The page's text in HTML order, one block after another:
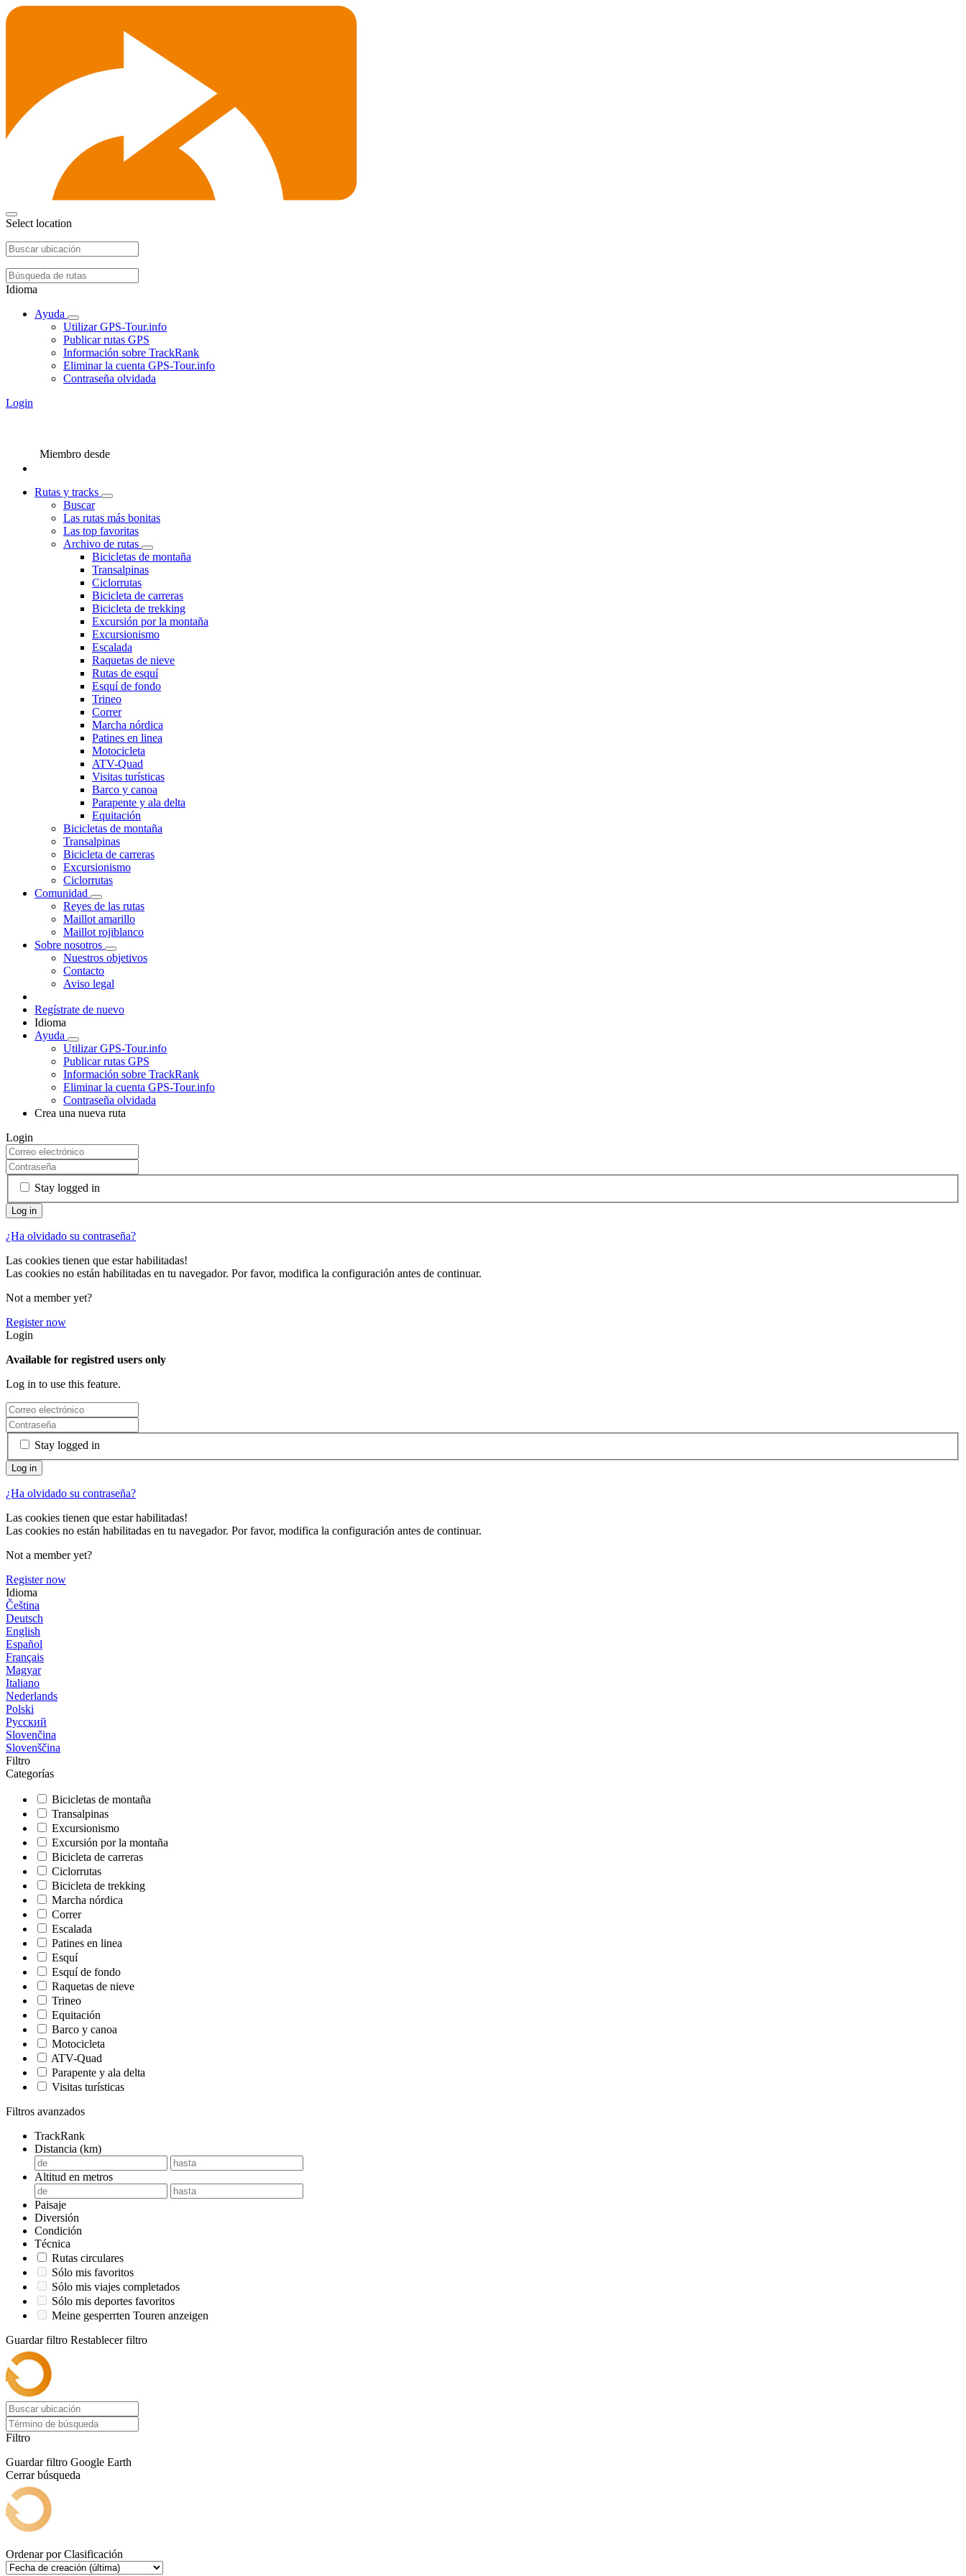
Select location
Idioma
Ayuda
Utilizar GPS-Tour.info
Publicar rutas GPS
Información sobre TrackRank
Eliminar la cuenta GPS-Tour.info
Contraseña olvidada
Login
Miembro desde
Rutas y tracks
Buscar
Las rutas más bonitas
Las top favoritas
Archivo de rutas
Bicicletas de montaña
Transalpinas
Ciclorrutas
Bicicleta de carreras
Bicicleta de trekking
Excursión por la montaña
Excursionismo
Escalada
Raquetas de nieve
Rutas de esquí
Esquí de fondo
Trineo
Correr
Marcha nórdica
Patines en linea
Motocicleta
ATV-Quad
Visitas turísticas
Barco y canoa
Parapente y ala delta
Equitación
Bicicletas de montaña
Transalpinas
Bicicleta de carreras
Excursionismo
Ciclorrutas
Comunidad
Reyes de las rutas
Maillot amarillo
Maillot rojiblanco
Sobre nosotros
Nuestros objetivos
Contacto
Aviso legal
Regístrate de nuevo
Idioma
Ayuda
Utilizar GPS-Tour.info
Publicar rutas GPS
Información sobre TrackRank
Eliminar la cuenta GPS-Tour.info
Contraseña olvidada
Crea una nueva ruta
Login
Stay logged in
¿Ha olvidado su contraseña?
Las cookies tienen que estar habilitadas!
Las cookies no están habilitadas en tu navegador. Por favor, modifica la configuración antes de continuar.
Not a member yet?
Register now
Login
Available for registred users only
Log in to use this feature.
Stay logged in
¿Ha olvidado su contraseña?
Las cookies tienen que estar habilitadas!
Las cookies no están habilitadas en tu navegador. Por favor, modifica la configuración antes de continuar.
Not a member yet?
Register now
Idioma
Čeština
Deutsch
English
Español
Français
Magyar
Italiano
Nederlands
Polski
Русский
Slovenčina
Slovenščina
Filtro
Categorías
Bicicletas de montaña
Transalpinas
Excursionismo
Excursión por la montaña
Bicicleta de carreras
Ciclorrutas
Bicicleta de trekking
Marcha nórdica
Correr
Escalada
Patines en linea
Esquí
Esquí de fondo
Raquetas de nieve
Trineo
Equitación
Barco y canoa
Motocicleta
ATV-Quad
Parapente y ala delta
Visitas turísticas
Filtros avanzados
TrackRank
Distancia (km)
Altitud en metros
Paisaje
Diversión
Condición
Técnica
Rutas circulares
Sólo mis favoritos
Sólo mis viajes completados
Sólo mis deportes favoritos
Meine gesperrten Touren anzeigen
Guardar filtro Restablecer filtro
Filtro
Guardar filtro Google Earth
Cerrar búsqueda
Ordenar por Clasificación